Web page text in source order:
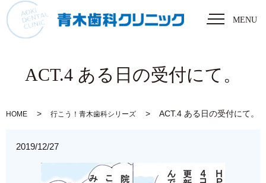
MENU
ACT.4 ある日の受付にて。
HOME 行こう！青木歯科シリーズ ACT.4 ある日の受付にて。
2019/12/27